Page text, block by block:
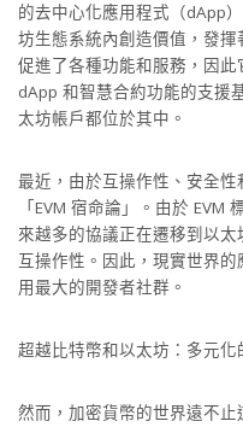
的去中心化應用程式（dApp
坊生態系統內創造價值，發
促進了各種功能和服務，因此
dApp 和智慧合約功能的支援
太坊帳戶都位於其中。
最近，由於互操作性、安全
「EVM 宿命論」。由於 EVM
來越多的協議正在遷移到以
互操作性。因此，現實世界
用最大的開發者社群。
超越比特幣和以太坊：多元化
然而，加密貨幣的世界遠不